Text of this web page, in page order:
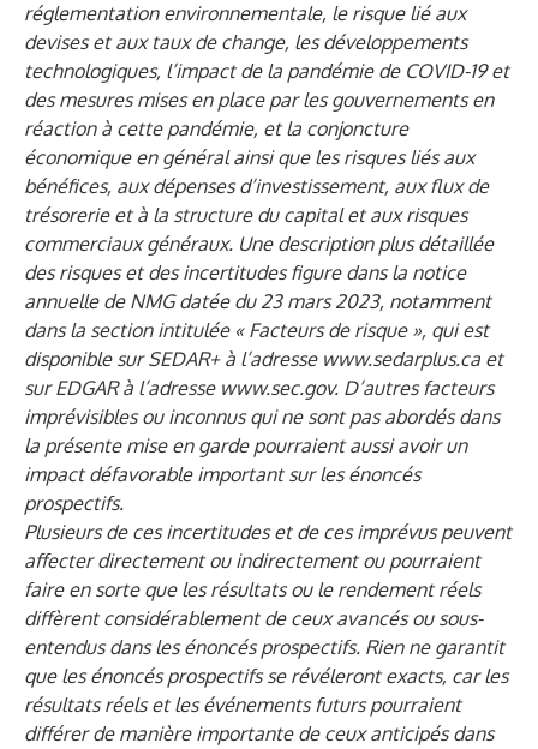
réglementation environnementale, le risque lié aux
devises et aux taux de change, les développements
technologiques, l’impact de la pandémie de COVID-19 et
des mesures mises en place par les gouvernements en
réaction à cette pandémie, et la conjoncture
économique en général ainsi que les risques liés aux
bénéfices, aux dépenses d’investissement, aux flux de
trésorerie et à la structure du capital et aux risques
commerciaux généraux. Une description plus détaillée
des risques et des incertitudes figure dans la notice
annuelle de NMG datée du 23 mars 2023, notamment
dans la section intitulée « Facteurs de risque », qui est
disponible sur SEDAR+ à l’adresse www.sedarplus.ca et
sur EDGAR à l’adresse www.sec.gov. D’autres facteurs
imprévisibles ou inconnus qui ne sont pas abordés dans
la présente mise en garde pourraient aussi avoir un
impact défavorable important sur les énoncés
prospectifs.
Plusieurs de ces incertitudes et de ces imprévus peuvent
affecter directement ou indirectement ou pourraient
faire en sorte que les résultats ou le rendement réels
diffèrent considérablement de ceux avancés ou sous-
entendus dans les énoncés prospectifs. Rien ne garantit
que les énoncés prospectifs se révéleront exacts, car les
résultats réels et les événements futurs pourraient
différer de manière importante de ceux anticipés dans